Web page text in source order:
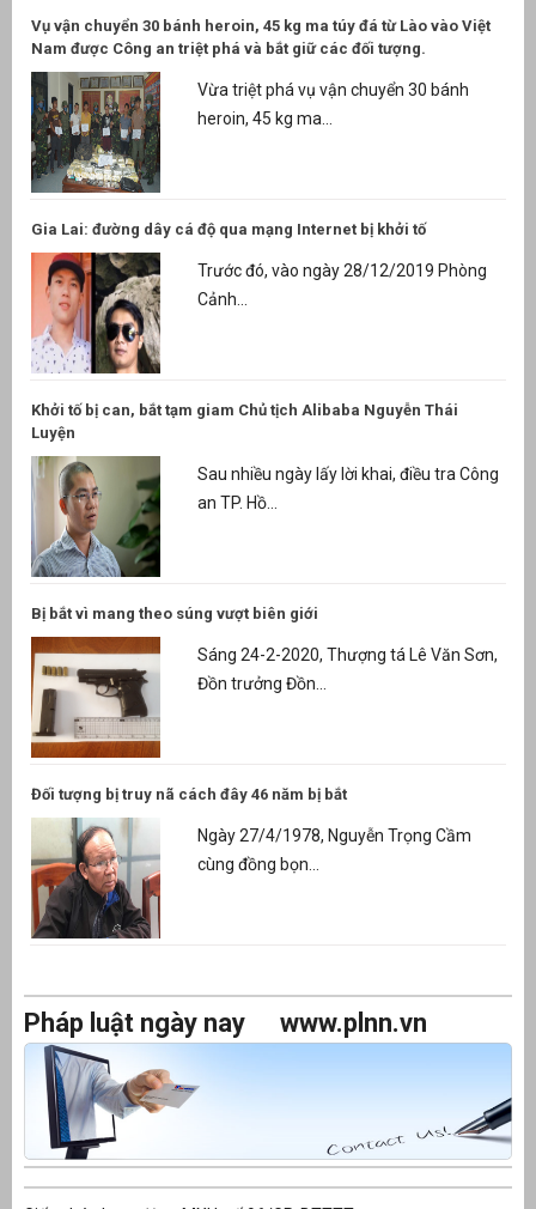
Vụ vận chuyển 30 bánh heroin, 45 kg ma túy đá từ Lào vào Việt
Nam được Công an triệt phá và bắt giữ các đối tượng.
Vừa triệt phá vụ vận chuyển 30 bánh
heroin, 45 kg ma...
Gia Lai: đường dây cá độ qua mạng Internet bị khởi tố
Trước đó, vào ngày 28/12/2019 Phòng
Cảnh...
Khởi tố bị can, bắt tạm giam Chủ tịch Alibaba Nguyễn Thái
Luyện
Sau nhiều ngày lấy lời khai, điều tra Công
an TP. Hồ...
Bị bắt vì mang theo súng vượt biên giới
Sáng 24-2-2020, Thượng tá Lê Văn Sơn,
Đồn trưởng Đồn...
Đối tượng bị truy nã cách đây 46 năm bị bắt
Ngày 27/4/1978, Nguyễn Trọng Cầm
cùng đồng bọn...
Pháp luật ngày nay www.plnn.vn